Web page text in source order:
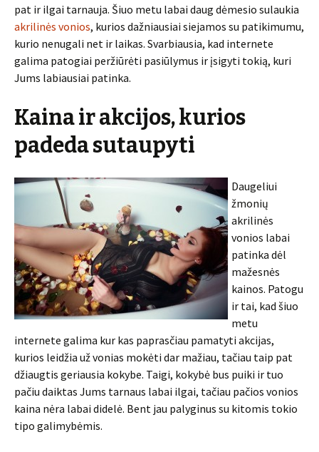
pat ir ilgai tarnauja. Šiuo metu labai daug dėmesio sulaukia
akrilinės vonios, kurios dažniausiai siejamos su patikimumu,
kurio nenugali net ir laikas. Svarbiausia, kad internete
galima patogiai peržiūrėti pasiūlymus ir įsigyti tokią, kuri
Jums labiausiai patinka.
Kaina ir akcijos, kurios
padeda sutaupyti
Daugeliui
žmonių
akrilinės
vonios labai
patinka dėl
mažesnės
kainos. Patogu
ir tai, kad šiuo
metu
internete galima kur kas paprasčiau pamatyti akcijas,
kurios leidžia už vonias mokėti dar mažiau, tačiau taip pat
džiaugtis geriausia kokybe. Taigi, kokybė bus puiki ir tuo
pačiu daiktas Jums tarnaus labai ilgai, tačiau pačios vonios
kaina nėra labai didelė. Bent jau palyginus su kitomis tokio
tipo galimybėmis.